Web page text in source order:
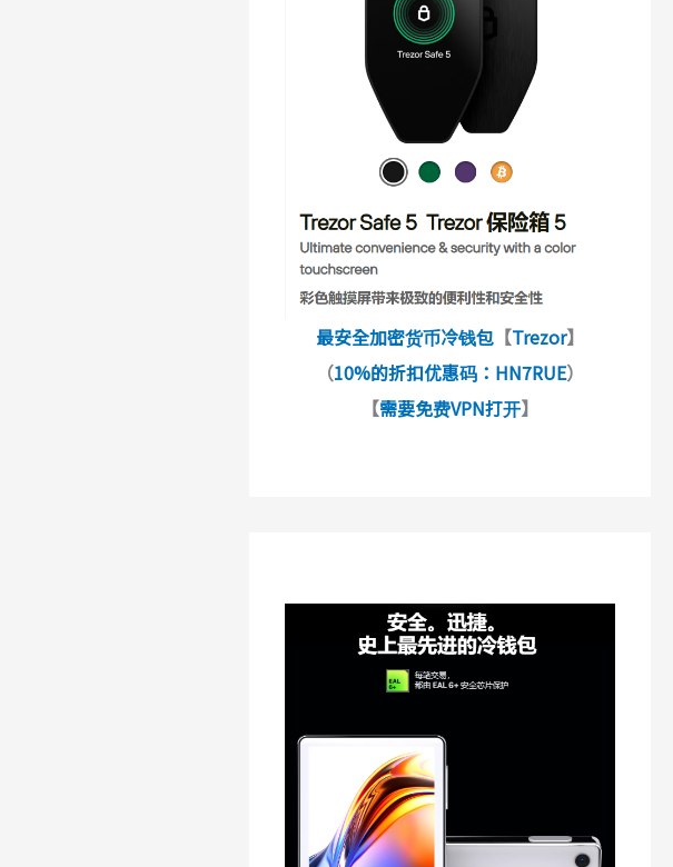
最安全加密货币冷钱包【Trezor】
（10%的折扣优惠码：HN7RUE）
【需要免费VPN打开】